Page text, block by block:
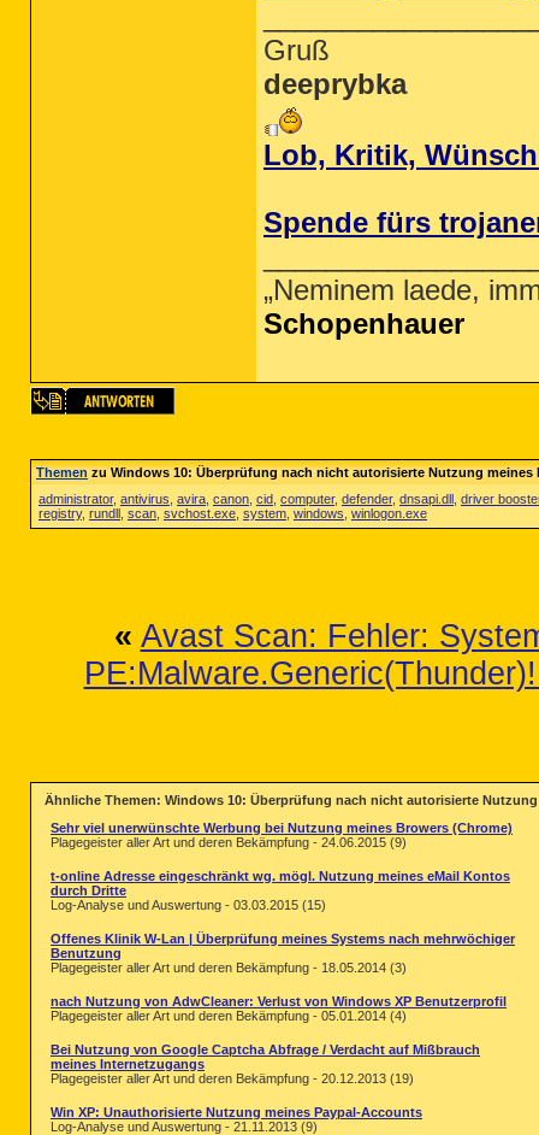
Gruß
deeprybka
Lob, Kritik,
Spende fürs
„Neminem laede,
Schopenhauer
Themenzu Windows 10: Überprüfung nach nicht autorisierte Nutzung meines
administrator, antivirus avira canon cid computer, defender, dnsapi.dll driver
registry, rundll scan svchost.exe system windows winlogon.exe
« Avast Scan: Fehler:
Ähnliche Themen: Windows 10: Überprüfung nach nicht autorisierte
Sehr viel unerwünschte Werbung bei Nutzung meines Browers (Chrome)
Plagegeister aller Art und deren Bekämpfung - 24.06.2015 (9)
t-online Adresse eingeschränkt wg. mögl. Nutzung meines eMail Kontos
durch Dritte
Log-Analyse und Auswertung - 03.03.2015 (15)
Offenes Klinik W-Lan | Überprüfung meines Systems nach mehrwöchiger
Benutzung
Plagegeister aller Art und deren Bekämpfung - 18.05.2014 (3)
nach Nutzung von AdwCleaner: Verlust von Windows XP Benutzerprofil
Plagegeister aller Art und deren Bekämpfung - 05.01.2014 (4)
Bei Nutzung von Google Captcha Abfrage / Verdacht auf Mißbrauch
meines Internetzugangs
Plagegeister aller Art und deren Bekämpfung - 20.12.2013 (19)
Win XP: Unauthorisierte Nutzung meines Paypal-Accounts
Log-Analyse und Auswertung - 21.11.2013 (9)